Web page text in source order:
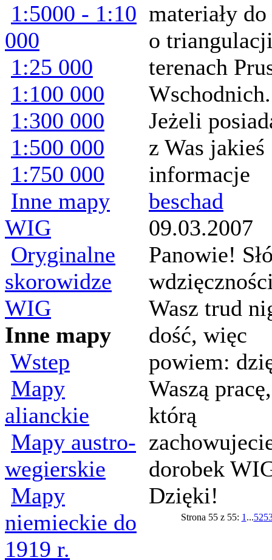
1:5000 - 1:10
000
1:25 000
1:100 000
1:300 000
1:500 000
1:750 000
Inne mapy
WIG
Oryginalne
skorowidze
WIG
Inne mapy
Wstep
Mapy
alianckie
Mapy austro-
wegierskie
Mapy
niemieckie do
1919 r.
materiały
o
terenach
Wschodnich.
Jeżeli
z Was jakieś
informacje
beschad
09.03.2007
Panowie!
Wasz trud
dość, więc
powiem:
Waszą pracę,
którą
dorobek
Dzięki!
Strona 55 z 55: 1 ...52